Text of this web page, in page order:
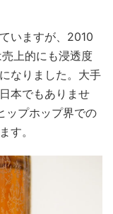
いますが、2010
上的にも浸透度
なりました。大手
本でもありませ
ップホップ界での
す。